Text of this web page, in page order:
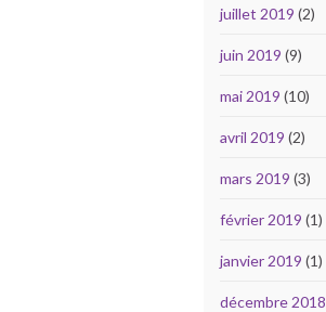
juillet 2019 (2)
juin 2019 (9)
mai 2019 (10)
avril 2019 (2)
mars 2019 (3)
février 2019 (1)
janvier 2019 (1)
décembre 2018